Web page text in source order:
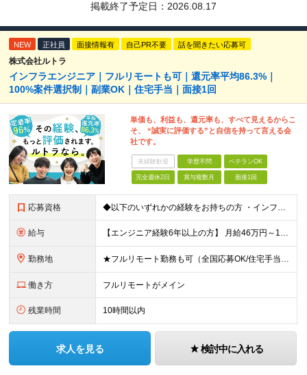
掲載終了予定日： 2026.08.17
NEW 正社員 面接情報有 自己PR不要 話を聞きたい応募可
株式会社ルトラ
インフラエンジニア｜フルリモートも可｜還元率平均86.3%｜
100%案件選択制｜副業OK｜住宅手当｜面接1回
単価も、利益も、還元率も、すべて見えるからこ
そ、 “誠実に評価する”と自信を持って言える会
社です。
未経験歓迎 学歴不問 ベテランOK
完全週休2日 賞与複数月 面接1回
応募資格 ◆以下のいずれかの経験をお持ちの方 ・インフラ設計・構築の実務経験（オンプレ/クラウドどちらもOK） ・クラウド環境下での運用保守に関する実務経験 ◆学歴不問 ＜こんな方は特に歓迎します＞ ◎これま
給与 【エンジニア経験6年以上の方】 月給46万円～100万円（固定残業代含む） ※上記月給には月30時間分の固定残業代（月8万7,400円～月19万円）を含む。超過分は全額支給。 【エンジニア経験4年以
勤務地 ★フルリモート勤務も可（全国応募OK/住宅手当を支給します） ※案件によって常駐が必要になる場合があります。 ※希望がない限り、転勤はありません ※U・Iターン歓迎 ★ルトラの社員は全国各地で活躍中
働き方 フルリモートがメイン
残業時間 10時間以内
求人を見る 検討中に入れる